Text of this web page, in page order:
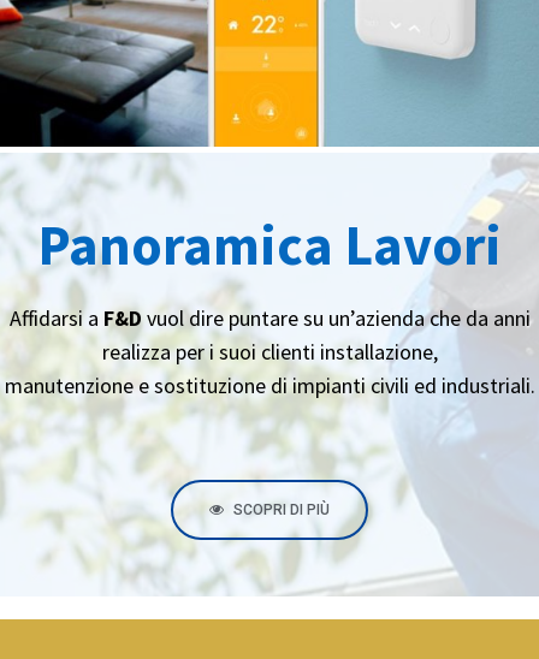
Panoramica Lavori
Affidarsi a F&D vuol dire puntare su un’azienda che da anni
realizza per i suoi clienti installazione,
manutenzione e sostituzione di impianti civili ed industriali.
SCOPRI DI PIÙ